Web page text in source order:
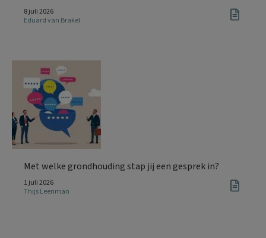
8 juli 2026
Eduard van Brakel
Met welke grondhouding stap jij een gesprek in?
1 juli 2026
Thijs Leenman